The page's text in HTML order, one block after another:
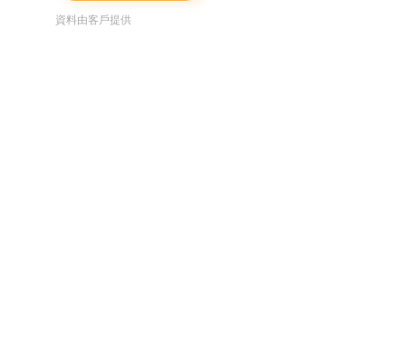
資料由客戶提供